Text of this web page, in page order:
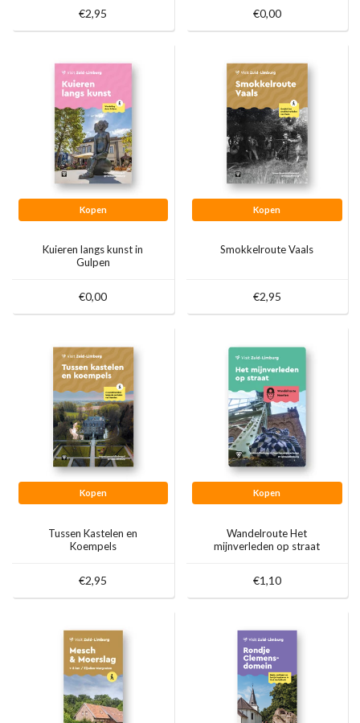
€2,95 €0,00
Kopen
Kuieren langs kunst in
Gulpen
€0,00
Kopen
Smokkelroute Vaals
€2,95
Kopen
Tussen Kastelen en
Koempels
€2,95
Kopen
Wandelroute Het
mijnverleden op straat
€1,10